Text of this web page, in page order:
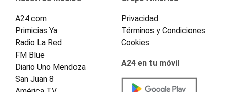
A24.com
Primicias Ya
Radio La Red
FM Blue
Diario Uno Mendoza
San Juan 8
Privacidad
Términos y Condiciones
Cookies
A24 en tu móvil